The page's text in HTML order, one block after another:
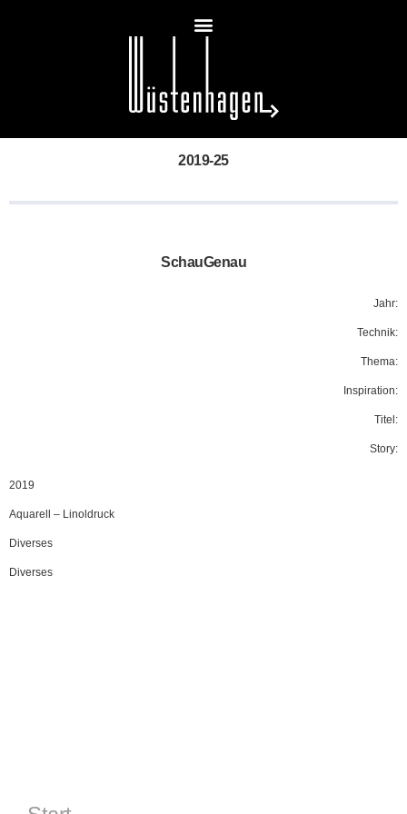
2019-25
SchauGenau
Jahr:
Technik:
Thema:
Inspiration:
Titel:
Story:
2019
Aquarell – Linoldruck
Diverses
Diverses